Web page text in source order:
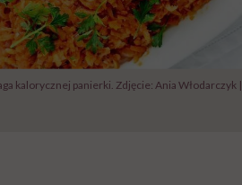
kalorycznej panierki. Zdjęcie: Ania Włodarczyk |